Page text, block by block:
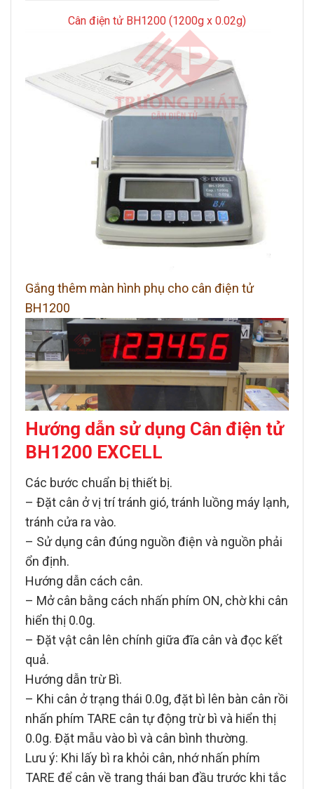
Cân điện tử BH1200 (1200g x 0.02g)
Gắng thêm màn hình phụ cho cân điện tử
BH1200
Hướng dẫn sử dụng Cân điện tử
BH1200 EXCELL
Các bước chuẩn bị thiết bị.
– Đặt cân ở vị trí tránh gió, tránh luồng máy lạnh,
tránh cửa ra vào.
– Sử dụng cân đúng nguồn điện và nguồn phải
ổn định.
Hướng dẫn cách cân.
– Mở cân bằng cách nhấn phím ON, chờ khi cân
hiển thị 0.0g.
– Đặt vật cân lên chính giữa đĩa cân và đọc kết
quả.
Hướng dẫn trừ Bì.
– Khi cân ở trạng thái 0.0g, đặt bì lên bàn cân rồi
nhấn phím TARE cân tự động trừ bì và hiển thị
0.0g. Đặt mẫu vào bì và cân bình thường.
Lưu ý: Khi lấy bì ra khỏi cân, nhớ nhấn phím
TARE để cân về trang thái ban đầu trước khi tắc